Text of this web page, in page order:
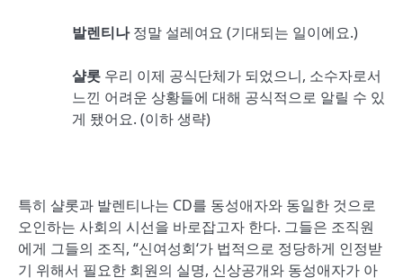
발렌티나정말 설레여요 (기대되는 일이에요.)
샬롯 우리 이제 공식단체가 되었으니, 소수자로서
느낀 어려운 상황들에 대해 공식적으로 알릴 수 있
게 됐어요. (이하 생략)
특히 샬롯과 발렌티나는 CD를 동성애자와 동일한 것으로
오인하는 사회의 시선을 바로잡고자 한다. 그들은 조직원
에게 그들의 조직, “신여성회‘가 법적으로 정당하게 인정받
기 위해서 필요한 회원의 실명, 신상공개와 동성애자가 아